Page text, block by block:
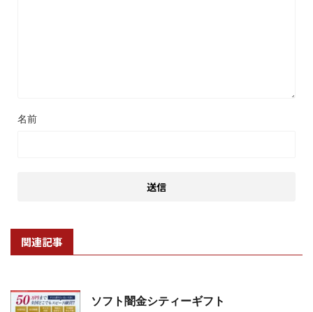
名前
関連記事
ソフト闇金シティーギフト